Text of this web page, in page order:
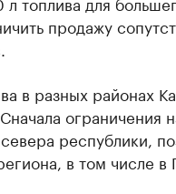
продажу
в разных районах
ограничения
республики,
в том числе в